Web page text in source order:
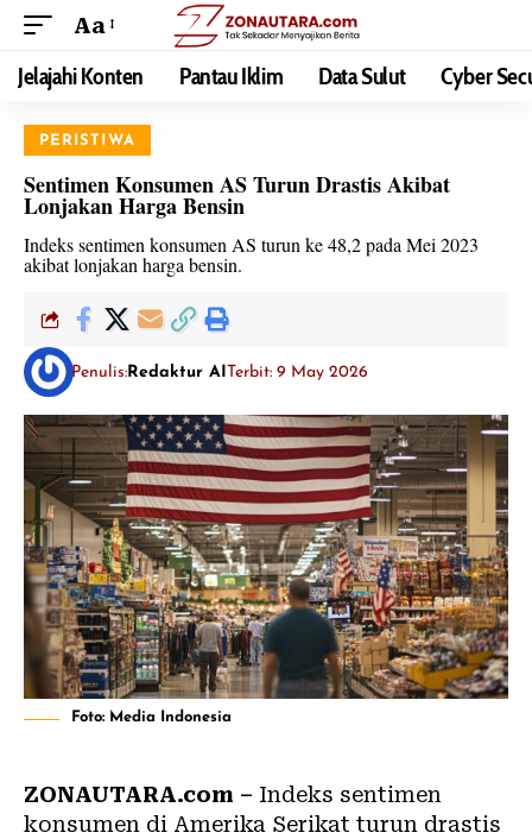
Aa
Jelajahi Konten Pantau Iklim Data Sulut Cyber
PERISTIWA
Sentimen Konsumen AS Turun Drastis Akibat
Lonjakan Harga Bensin
Indeks sentimen konsumen AS turun ke 48,2 pada Mei 2023
akibat lonjakan harga bensin.
Penulis: Redaktur AITerbit: 9 May 2026
Foto: Media Indonesia
ZONAUTARA.com – Indeks sentimen
konsumen di Amerika Serikat turun drastis